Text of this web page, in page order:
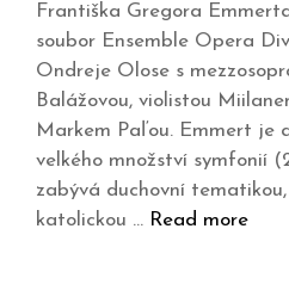
Františka Gregora
soubor Ensemble Opera
Ondreje Olose s
Balážovou, violistou
Markem Paľou. Emmert je
velkého množství symfonií
zabývá duchovní
katolickou … Read more